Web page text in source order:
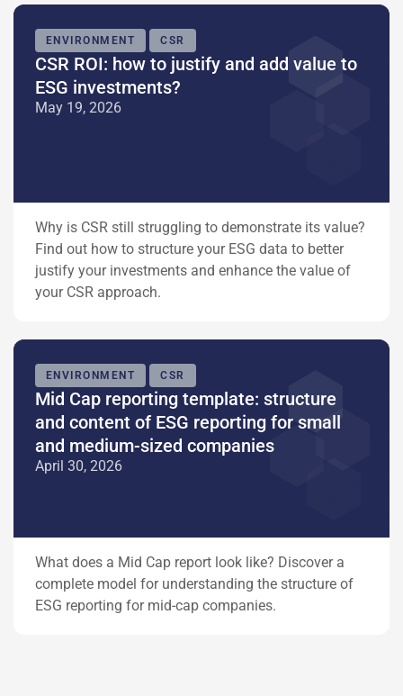
ENVIRONMENT CSR
CSR ROI: how to justify and add value to
ESG investments?
May 19, 2026
Why is CSR still struggling to demonstrate its value?
Find out how to structure your ESG data to better
justify your investments and enhance the value of
your CSR approach.
ENVIRONMENT CSR
Mid Cap reporting template: structure
and content of ESG reporting for small
and medium-sized companies
April 30, 2026
What does a Mid Cap report look like? Discover a
complete model for understanding the structure of
ESG reporting for mid-cap companies.